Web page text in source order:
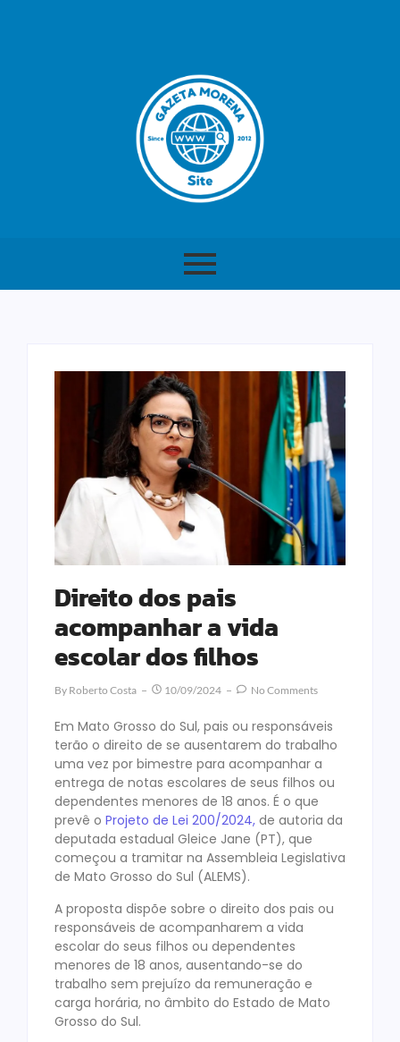
Direito dos pais
acompanhar a vida
escolar dos filhos
By Roberto Costa 10/09/2024 No Comments
Em Mato Grosso do Sul, pais ou responsáveis
terão o direito de se ausentarem do trabalho
uma vez por bimestre para acompanhar a
entrega de notas escolares de seus filhos ou
dependentes menores de 18 anos. É o que
prevê o Projeto de Lei 200/2024, de autoria da
deputada estadual Gleice Jane (PT), que
começou a tramitar na Assembleia Legislativa
de Mato Grosso do Sul (ALEMS).
A proposta dispõe sobre o direito dos pais ou
responsáveis de acompanharem a vida
escolar do seus filhos ou dependentes
menores de 18 anos, ausentando-se do
trabalho sem prejuízo da remuneração e
carga horária, no âmbito do Estado de Mato
Grosso do Sul.